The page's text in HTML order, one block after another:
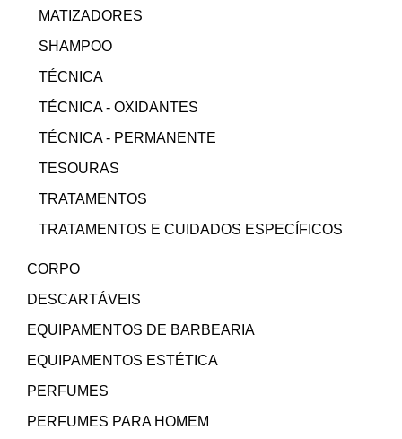
MATIZADORES
SHAMPOO
TÉCNICA
TÉCNICA - OXIDANTES
TÉCNICA - PERMANENTE
TESOURAS
TRATAMENTOS
TRATAMENTOS E CUIDADOS ESPECÍFICOS
CORPO
DESCARTÁVEIS
EQUIPAMENTOS DE BARBEARIA
EQUIPAMENTOS ESTÉTICA
PERFUMES
PERFUMES PARA HOMEM